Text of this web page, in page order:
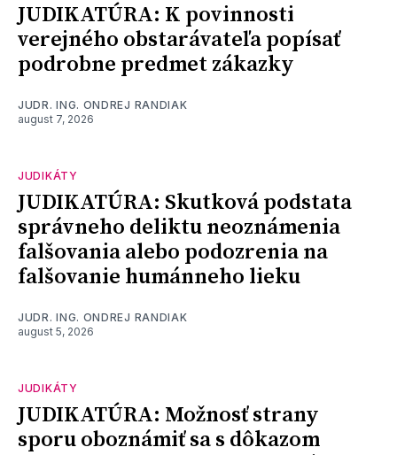
JUDIKATÚRA: K povinnosti
verejného obstarávateľa popísať
podrobne predmet zákazky
JUDR. ING. ONDREJ RANDIAK
august 7, 2026
JUDIKÁTY
JUDIKATÚRA: Skutková podstata
správneho deliktu neoznámenia
falšovania alebo podozrenia na
falšovanie humánneho lieku
JUDR. ING. ONDREJ RANDIAK
august 5, 2026
JUDIKÁTY
JUDIKATÚRA: Možnosť strany
sporu oboznámiť sa s dôkazom